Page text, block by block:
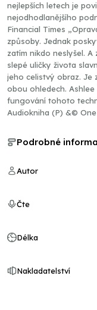
nejlepších letech je
nejodhodlanějšího
Financial Times
způsoby. Jednak
zatím nikdo neslyšel.
slepé uličky života
jeho celistvý obraz. Je
obou ohledech.
fungování tohoto
Audiokniha (P) &©
Podrobné
Autor
Čte
Délka
Nakladatelství